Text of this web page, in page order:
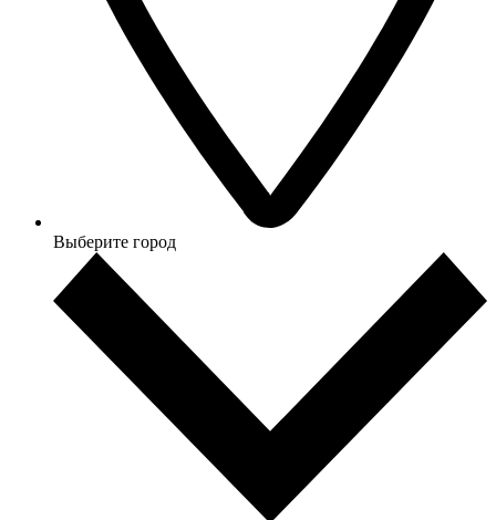
Выберите город